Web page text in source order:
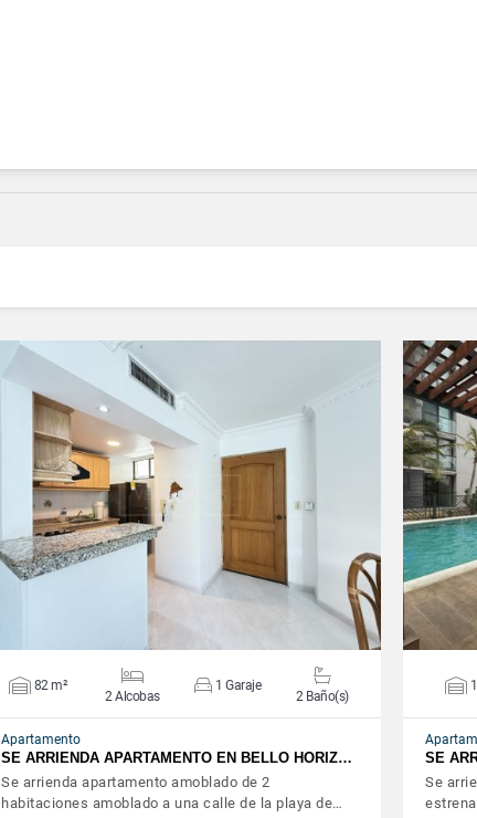
VER DETALLES
82 m²
2 Alcobas
1 Garaje
2 Baño(s)
Apartamento
SE ARRIENDA APARTAMENTO EN BELLO HORIZ…
Se arrienda apartamento amoblado de 2
habitaciones amoblado a una calle de la playa de…
SE
Se